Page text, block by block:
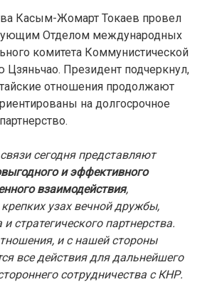
Касым-Жомарт Токаев провел
Отделом международных
комитета Коммунистической
Цзяньчао. Президент подчеркнул,
отношения продолжают
на долгосрочное
сегодня представляют
и эффективного
взаимодействия,
узах вечной дружбы,
стратегического партнерства.
и с нашей стороны
все действия для дальнейшего
сотрудничества с КНР.